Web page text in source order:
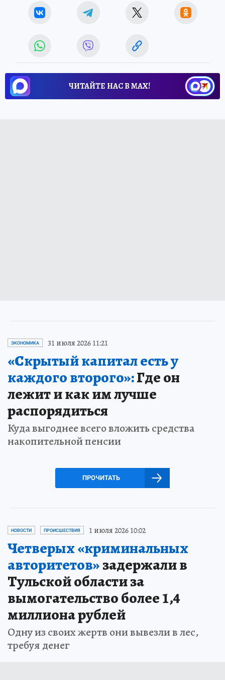
ЧИТАЙТЕ НАС В МАХ!
ЭКОНОМИКА 31 июля 2026 11:21
«Скрытый капитал есть у
каждого второго»:Где он
лежит и как им лучше
распорядиться
Куда выгоднее всего вложить средства
накопительной пенсии
ПРОЧИТАТЬ
НОВОСТИ ПРОИСШЕСТВИЯ 1 июля 2026 10:02
Четверых «криминальных
авторитетов»задержали в
Тульской области за
вымогательство более 1,4
миллиона рублей
Одну из своих жертв они вывезли в лес,
требуя денег